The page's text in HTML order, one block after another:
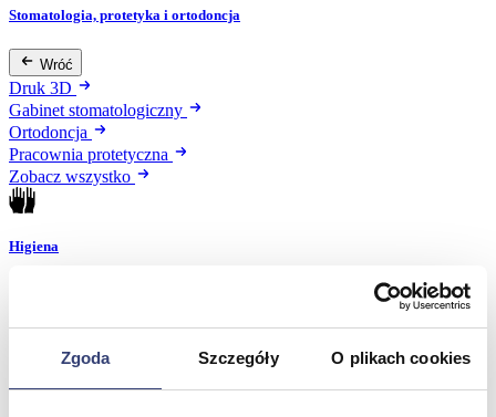
Zgoda Szczegóły O plikach cookies
Stomatologia, protetyka i ortodoncja
Wróć
Druk 3D
Gabinet stomatologiczny
Ortodoncja
Pracownia protetyczna
Zobacz wszystko
Higiena
Pojemniki i worki na odpady
Produkty higieniczne